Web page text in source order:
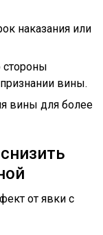
наказания или
стороны
вины.
вины для более